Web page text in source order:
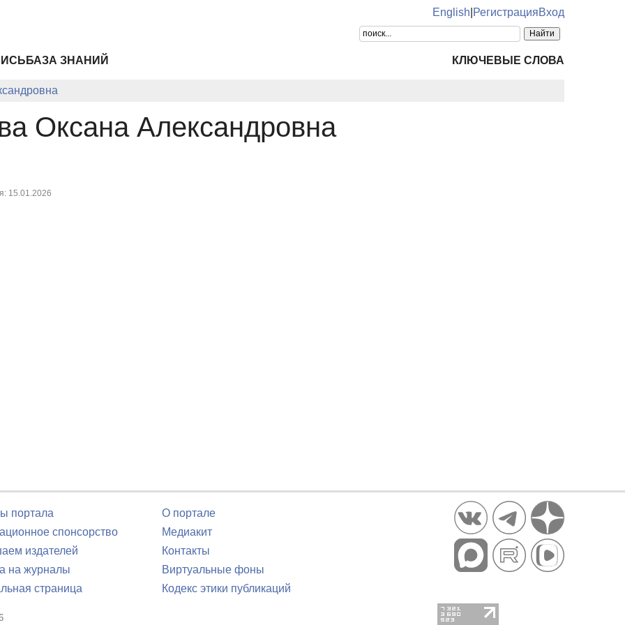
English РегистрацияВход
БАЗА ЗНАНИЙ КЛЮЧЕВЫЕ СЛОВА
Оксана Александровна
15.01.2026
портала
спонсорство
издателей
на журналы
страница
О портале
Медиакит
Контакты
Виртуальные фоны
Кодекс этики публикаций